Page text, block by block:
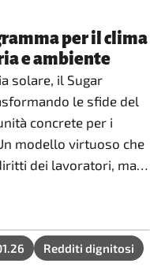
per il clima
e ambiente
solare, il Sugar
le sfide del
concrete per i
modello virtuoso che
dei lavoratori, ma
e rigorosi standard
Redditi dignitosi